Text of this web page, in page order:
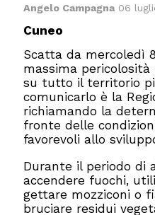
Angelo Campagna06
Cuneo
Scatta da mercoledì
massima
su tutto il territorio
comunicarlo è la
richiamando la
fronte delle
favorevoli allo
Durante il periodo di
accendere fuochi,
gettare mozziconi o
bruciare residui